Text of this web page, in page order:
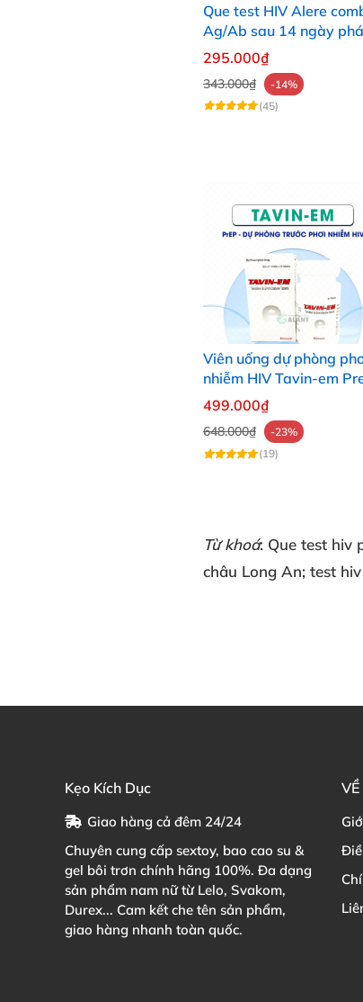
Que test HIV Alere
Ag/Ab sau 14 ngày
hiện HIV chính xác
295.000₫
343.000₫
-14%
(45)
Viên uống dự phòng
nhiễm HIV Tavin-em
lọ 30 viên an toàn
499.000₫
648.000₫
-23%
(19)
Từ khoá: Que test hiv
châu Long An; test
Kẹo Kích Dục
Giao hàng cả đêm 24/24
Chuyên cung cấp sextoy, bao cao su &
gel bôi trơn chính hãng 100%. Đa dạng
sản phẩm nam nữ từ Lelo, Svakom,
Durex... Cam kết che tên sản phẩm,
giao hàng nhanh toàn quốc.